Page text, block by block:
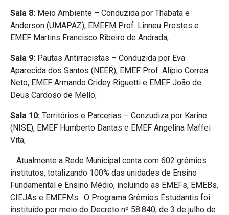
Sala 8: Meio Ambiente – Conduzida por Thabata e
Anderson (UMAPAZ), EMEFM Prof. Linneu Prestes e
EMEF Martins Francisco Ribeiro de Andrada;
Sala 9: Pautas Antirracistas – Conduzida por Eva
Aparecida dos Santos (NEER), EMEF Prof. Alípio Correa
Neto, EMEF Armando Cridey Riguetti e EMEF João de
Deus Cardoso de Mello;
Sala 10: Territórios e Parcerias – Conzudiza por Karine
(NISE), EMEF Humberto Dantas e EMEF Angelina Maffei
Vita;
Atualmente a Rede Municipal conta com 602 grêmios
institutos, totalizando 100% das unidades de Ensino
Fundamental e Ensino Médio, incluindo as EMEFs, EMEBs,
CIEJAs e EMEFMs. O Programa Grêmios Estudantis foi
instituído por meio do Decreto nº 58.840, de 3 de julho de